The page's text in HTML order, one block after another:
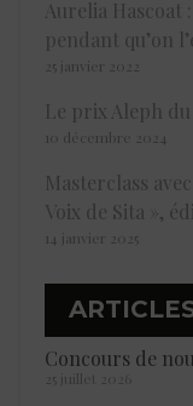
Aurelia Hascoat
pendant qu’on
25 janvier 2022
Le prix Aleph
10 décembre 2024
Masterclass
Voix de Sita »,
14 janvier 2025
Concours de
25 juillet 2026